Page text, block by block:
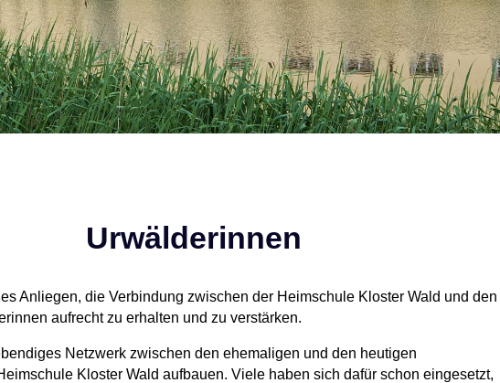
Urwälderinnen
Anliegen, die Verbindung zwischen der Heimschule Kloster Wald und den
aufrecht zu erhalten und zu verstärken.
Netzwerk zwischen den ehemaligen und den heutigen
Kloster Wald aufbauen. Viele haben sich dafür schon eingesetzt,